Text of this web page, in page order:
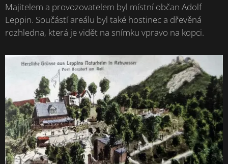
Majitelem a provozovatelem byl místní občan Adolf
Leppin. Součástí areálu byl také hostinec a dřevěná
rozhledna, která je vidět na snímku vpravo na kopci.